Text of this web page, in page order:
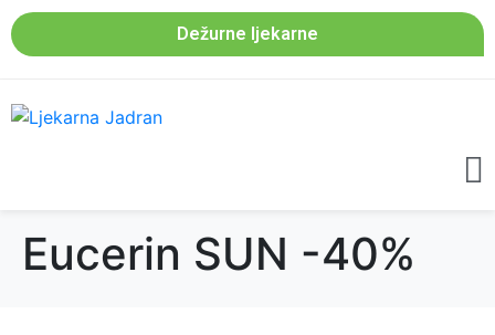
Dežurne ljekarne
Eucerin SUN -40%